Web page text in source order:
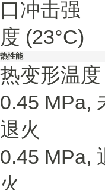
口冲击强
度 (23°C)
热性能
热变形温度
0.45 MPa,
退火
0.45 MPa,
火